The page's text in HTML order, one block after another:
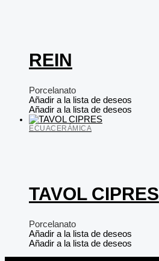
REIN
Porcelanato
Añadir a la lista de deseos
Añadir a la lista de deseos
ECUACERÁMICA
TAVOL CIPRES
Porcelanato
Añadir a la lista de deseos
Añadir a la lista de deseos